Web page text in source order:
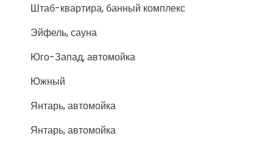
Штаб-квартира, банный комплекс
Эйфель, сауна
Юго-Запад, автомойка
Южный
Янтарь, автомойка
Янтарь, автомойка